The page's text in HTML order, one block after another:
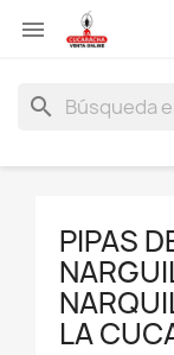

search
PIPAS
LA